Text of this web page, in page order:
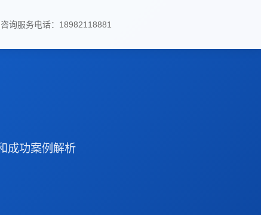
询服务电话：18982118881
成功案例解析